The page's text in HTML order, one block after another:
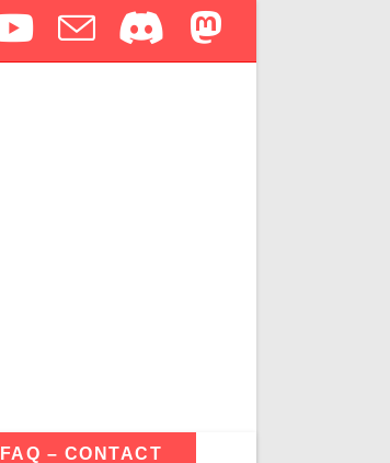
FAQ – CONTACT